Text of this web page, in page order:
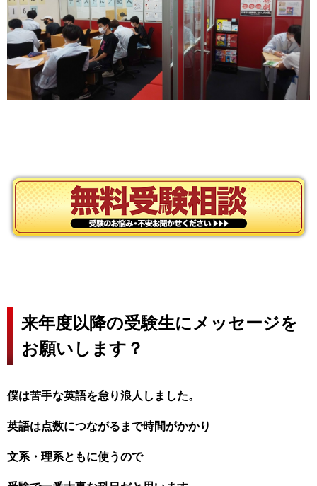
来年度以降の受験生にメッセージを
お願いします？
僕は苦手な英語を怠り浪人しました。
英語は点数につながるまで時間がかかり
文系・理系ともに使うので